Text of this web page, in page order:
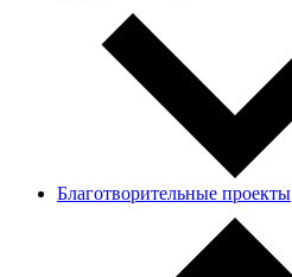
Благотворительные проекты